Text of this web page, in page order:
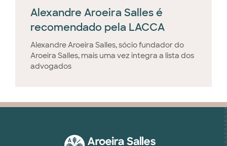
Alexandre Aroeira Salles é
recomendado pela LACCA
Alexandre Aroeira Salles, sócio fundador do
Aroeira Salles, mais uma vez integra a lista dos
advogados